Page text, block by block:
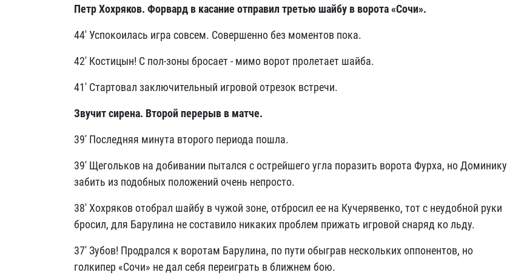
Петр Хохряков. Форвард в касание отправил третью шайбу в ворота «Сочи».
44' Успокоилась игра совсем. Совершенно без моментов пока.
42' Костицын! С пол-зоны бросает - мимо ворот пролетает шайба.
41' Стартовал заключительный игровой отрезок встречи.
Звучит сирена. Второй перерыв в матче.
39' Последняя минута второго периода пошла.
39' Щегольков на добивании пытался с острейшего угла поразить ворота Фурха, но Доминику
забить из подобных положений очень непросто.
38' Хохряков отобрал шайбу в чужой зоне, отбросил ее на Кучерявенко, тот с неудобной руки
бросил, для Барулина не составило никаких проблем прижать игровой снаряд ко льду.
37' Зубов! Продрался к воротам Барулина, по пути обыграв нескольких оппонентов, но
голкипер «Сочи» не дал себя переиграть в ближнем бою.